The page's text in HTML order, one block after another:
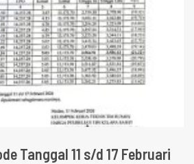
Tanggal 11 s/d 17 Februari